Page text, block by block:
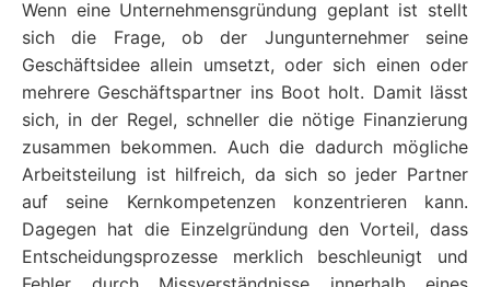
Wenn eine Unternehmensgründung geplant ist stellt
sich die Frage, ob der Jungunternehmer seine
Geschäftsidee allein umsetzt, oder sich einen oder
mehrere Geschäftspartner ins Boot holt. Damit lässt
sich, in der Regel, schneller die nötige Finanzierung
zusammen bekommen. Auch die dadurch mögliche
Arbeitsteilung ist hilfreich, da sich so jeder Partner
auf seine Kernkompetenzen konzentrieren kann.
Dagegen hat die Einzelgründung den Vorteil, dass
Entscheidungsprozesse merklich beschleunigt und